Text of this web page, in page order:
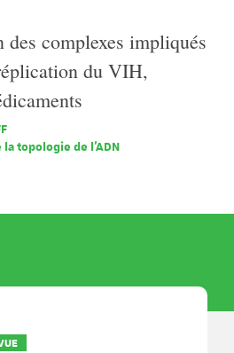
des complexes impliqués
du VIH,
la topologie de l'ADN